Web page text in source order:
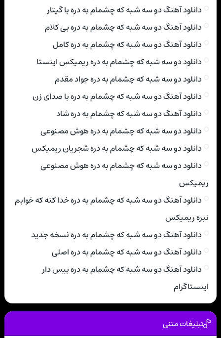
دانلود آهنگ دو سه شبه که چشمام به دره با گیتار
دانلود آهنگ دو سه شبه که چشمام به دره بی کلام
دانلود آهنگ دو سه شبه که چشمام به دره کامل
دانلود دو سه شبه که چشمام به دره ریمیکس اینستا
دانلود دو سه شبه که چشمام به دره جواد مقدم
دانلود آهنگ دو سه شبه که چشمام به دره با صدای زن
دانلود آهنگ دو سه شبه که چشمام به دره شاد
دانلود دو سه شبه که چشمام به دره هوش مصنوعی
دانلود دو سه شبه که چشمام به دره شجریان ریمیکس
دانلود دو سه شبه که چشمام به دره هوش مصنوعی
ریمیکس
دانلود آهنگ دو سه شبه که چشمام به دره خدا کنه که خوابم
نبره ریمیکس
دانلود آهنگ دو سه شبه که چشمام به دره نسخه جدید
دانلود آهنگ دو سه شبه که چشمام به دره اصلی
دانلود آهنگ دو سه شبه که چشمام به دره بیس دار
اینستاگرام
تبلیغات متنی